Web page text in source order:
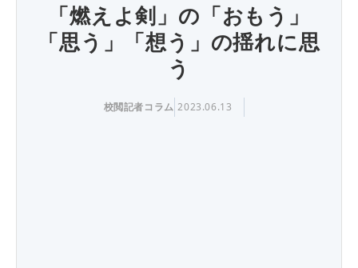
「燃えよ剣」の「おもう」
「思う」「想う」の揺れに思
う
校閲記者コラム 2023.06.13